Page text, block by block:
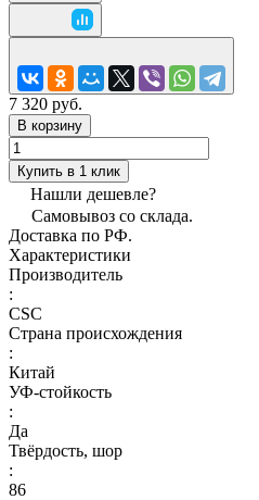
7 320 руб.
В корзину
Купить в 1 клик
Нашли дешевле?
Самовывоз со склада.
Доставка по РФ.
Характеристики
Производитель
:
CSC
Страна происхождения
:
Китай
УФ-стойкость
:
Да
Твёрдость, шор
:
86